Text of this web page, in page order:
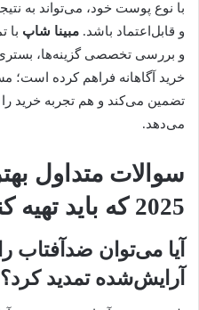
با نوع پوست خود، می‌تواند به
و قابل‌اعتماد باشد. مبینا شاپ با
و بررسی تخصصی گزینه‌ها، بستری
خرید آگاهانه فراهم کرده
تضمین می‌کند و هم تجربه خرید
می‌دهد.
سوالات متداول
2025 که باید تهیه کنید
آیا می‌توان
آرایش‌شده تمدید کرد؟